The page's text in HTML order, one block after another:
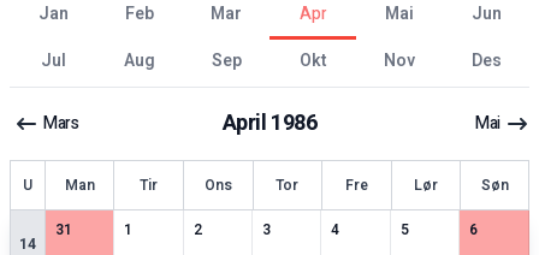
jan feb mar apr mai
jun
jul
aug sep okt nov des
Mars April1986 Mai
Uke Man Tir Ons Tor Fre Lør Søn
14
31
4spesielle datoer
12 spesielle datoer
2
2spesielle datoer
3
3spesielle datoer
4
3spesielle datoer
5
2spesielle datoer
6
4